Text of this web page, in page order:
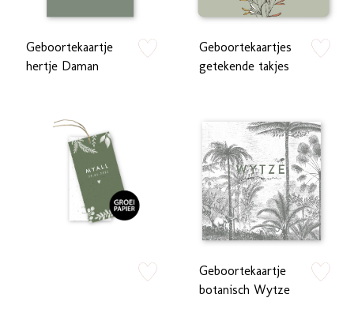
Geboortekaartje
hertje Daman
Geboortekaartjes
getekende takjes
zet op verlanglijstje
Geboortekaartje
botanisch Wytze